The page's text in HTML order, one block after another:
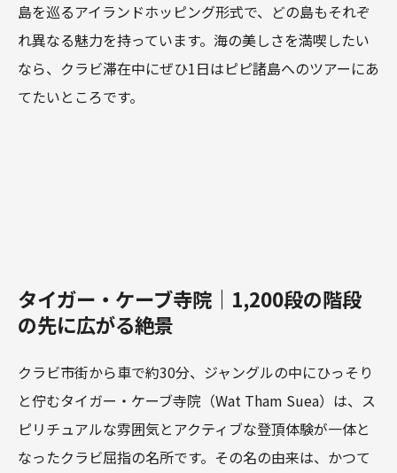
島を巡るアイランドホッピング形式で、どの島もそれぞ
れ異なる魅力を持っています。海の美しさを満喫したい
なら、クラビ滞在中にぜひ1日はピピ諸島へのツアーにあ
てたいところです。
タイガー・ケーブ寺院｜1,200段の階段
の先に広がる絶景
クラビ市街から車で約30分、ジャングルの中にひっそり
と佇むタイガー・ケーブ寺院（Wat Tham Suea）は、ス
ピリチュアルな雰囲気とアクティブな登頂体験が一体と
なったクラビ屈指の名所です。その名の由来は、かつて